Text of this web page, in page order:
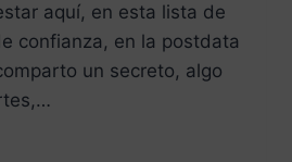
aquí, en esta lista de
confianza, en la postdata
un secreto, algo